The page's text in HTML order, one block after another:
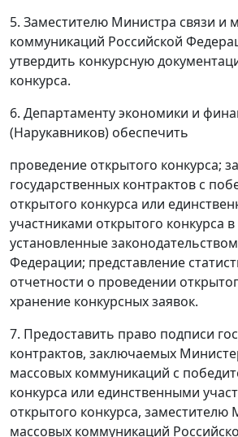
5. Заместителю Министра связи и
коммуникаций Российской
утвердить конкурсную
конкурса.
6. Департаменту экономики и
(Нарукавников) обеспечить
проведение открытого конкурса;
государственных контрактов с
открытого конкурса или
участниками открытого конкурса в
установленные
Федерации; представление
отчетности о проведении
хранение конкурсных заявок.
7. Предоставить право подписи
контрактов, заключаемых
массовых коммуникаций с
конкурса или единственными
открытого конкурса, заместителю
массовых коммуникаций